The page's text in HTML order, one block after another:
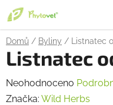
Přejít
na
obsah
Domů / Byliny / Listnatec
Listnatec
Průměrné
hodnocení
Neohodnoceno
Značka: Wild Herbs